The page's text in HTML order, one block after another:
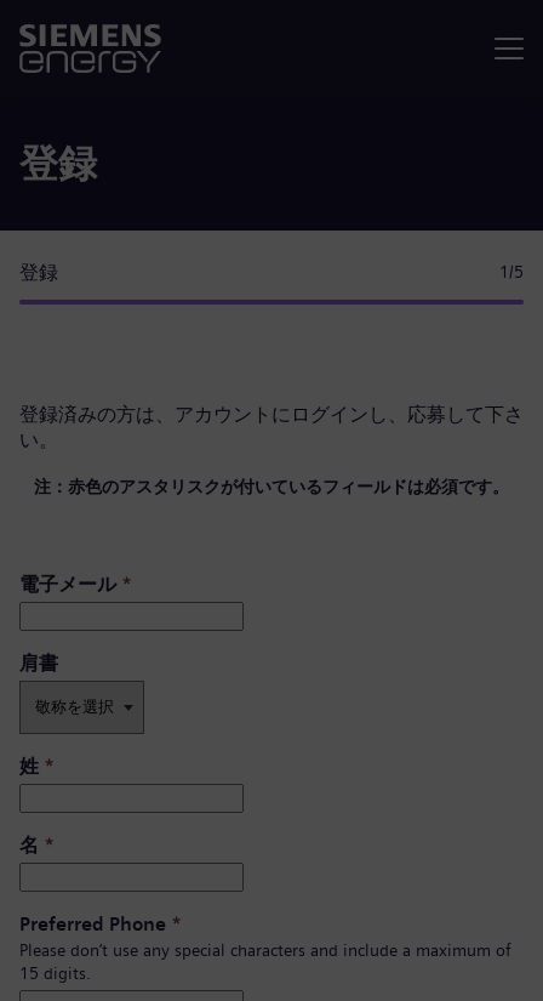
登録
登録 1 /5
登録済みの方は、 アカウントにログイン し、応募して下さ
い。
注：赤色のアスタリスクが付いているフィールドは必須です。
電子メール*
肩書 ​
姓 *
名 *
Preferred Phone *
Please don’t use any special characters and include a maximum of
15 digits.